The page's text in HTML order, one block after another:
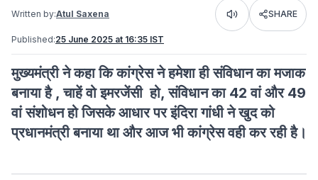
Written by:Atul Saxena Listen SHARE
Published:25 June 2025 at 16:35 IST
मुख्यमंत्री ने कहा कि कांग्रेस ने हमेशा ही संविधान का मजाक
बनाया है , चाहें वो इमरजेंसी हो, संविधान का 42 वां और 49
वां संशोधन हो जिसके आधार पर इंदिरा गांधी ने खुद को
प्रधानमंत्री बनाया था और आज भी कांग्रेस वही कर रही है।